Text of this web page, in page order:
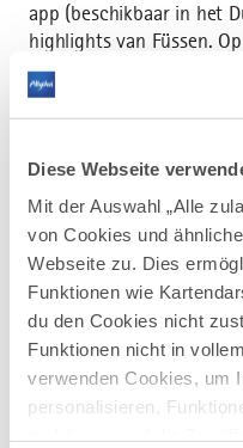
Diese Webseite
Mit der Auswahl „Alle
von Cookies und
Webseite zu. Dies
Funktionen wie
du den Cookies nicht
Funktionen nicht in
verwenden Cookies, um
personalisieren,
app (beschikbaar in het
highlights van Füssen.
middeleeuwse straatjes
zijn indrukwekkende
klooster St. Mang en
waarschijnlijk ook de
bekoren, die in de 19e
verbleef.
Historische
Allgäu